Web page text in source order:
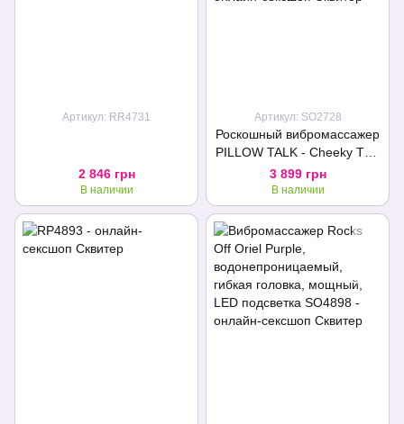
Артикул: RR4731
2 846 грн
В наличии
Артикул: SO2728
Роскошный вибромассажер
PILLOW TALK - Cheeky Teal
с кристаллом Swarovsky,
плавное повышение
мощности
3 899 грн
В наличии